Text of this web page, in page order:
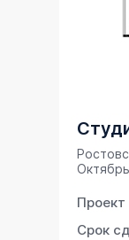
Проект
Срок